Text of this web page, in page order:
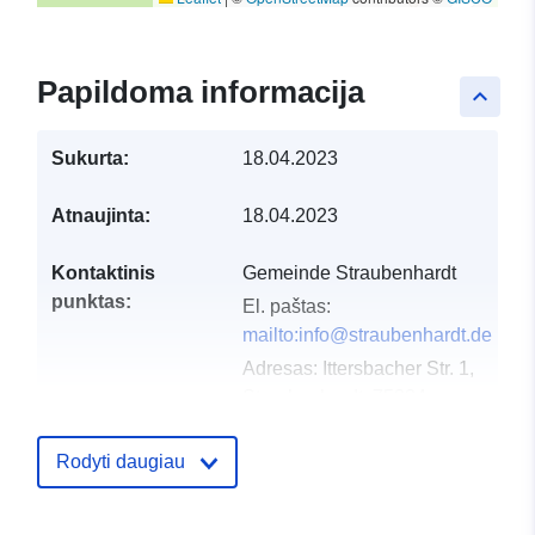
keyboard_arrow_up
Papildoma informacija
Sukurta: 18.04.2023
Atnaujinta: 18.04.2023
Kontaktinis
punktas:
Gemeinde Straubenhardt
El. paštas:
mailto:info@straubenhardt.de
Adresas: Ittersbacher Str. 1,
Rodyti daugiau